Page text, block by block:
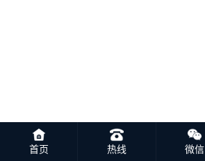
首页 热线 微信